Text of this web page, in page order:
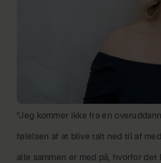
”Jeg kommer ikke fra en
følelsen af at blive talt ned til af
alle sammen er med på, hvorfor